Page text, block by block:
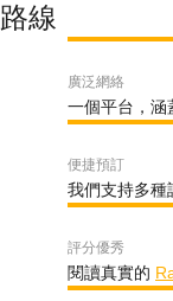
路線
廣泛網絡
一個平台，涵
便捷預訂
我們支持多種
評分優秀
閱讀真實的